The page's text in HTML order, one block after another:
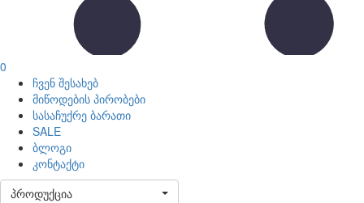
0
ჩვენ შესახებ
მიწოდების პირობები
სასაჩუქრე ბარათი
SALE
ბლოგი
კონტაქტი
პროდუქცია